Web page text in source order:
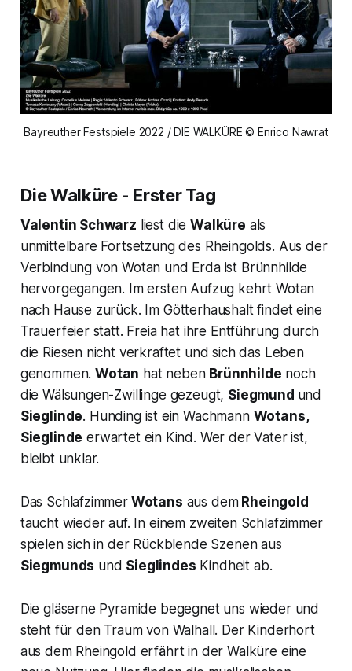
Bayreuther Festspiele 2022 / DIE WALKÜRE © Enrico Nawrat
Die Walküre - Erster Tag
Valentin Schwarz liest dieWalküre als
unmittelbare Fortsetzung des Rheingolds. Aus der
Verbindung von Wotan und Erda ist Brünnhilde
hervorgegangen. Im ersten Aufzug kehrtWotan
nach Hause zurück. Im Götterhaushalt findet eine
Trauerfeier statt. Freia hat ihre Entführung durch
die Riesen nicht verkraftet und sich das Leben
genommen.Wotan hat neben Brünnhilde noch
die Wälsungen-Zwillinge gezeugt, Siegmund und
Sieglinde. Hunding ist ein Wachmann Wotans,
Sieglinde erwartet ein Kind. Wer der Vater ist,
bleibt unklar.
Das SchlafzimmerWotans aus demRheingold
taucht wieder auf. In einem zweiten Schlafzimmer
spielen sich in der Rückblende Szenen aus
Siegmunds und Sieglindes Kindheit ab.
Die gläserne Pyramide begegnet uns wieder und
steht für den Traum von Walhall. Der Kinderhort
aus dem Rheingold erfährt in der Walküre eine